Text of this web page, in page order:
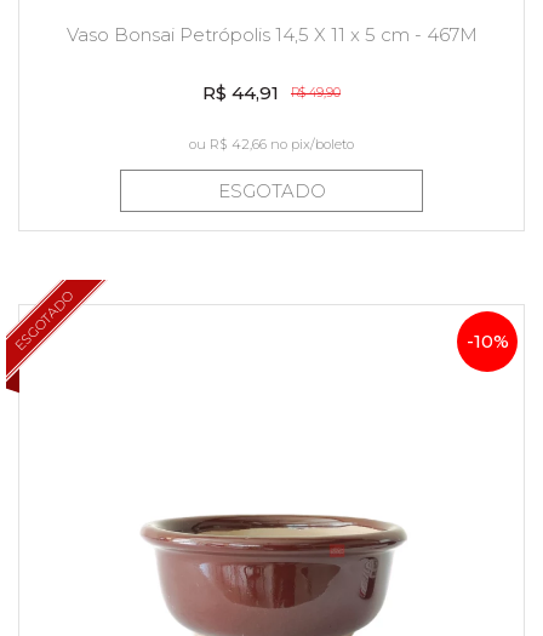
Vaso Bonsai Petrópolis 14,5 X 11 x 5 cm - 467M
R$ 44,91 R$ 49,90
ou R$ 42,66 no pix/boleto
ESGOTADO
ESGOTADO -10%